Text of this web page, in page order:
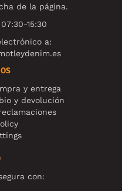
de la página.
15:30
a:
y entrega
y devolución
con: